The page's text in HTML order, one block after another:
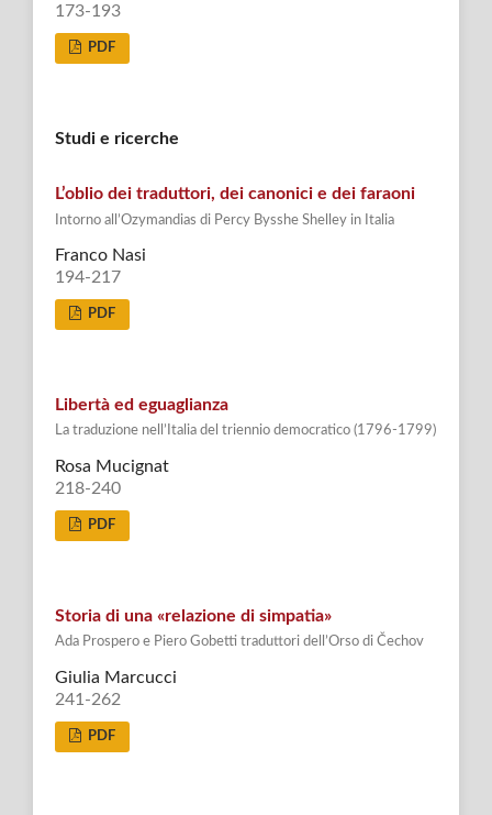
173-193
PDF
Studi e ricerche
L’oblio dei traduttori, dei canonici e dei faraoni
Intorno all’Ozymandias di Percy Bysshe Shelley in Italia
Franco Nasi
194-217
PDF
Libertà ed eguaglianza
La traduzione nell’Italia del triennio democratico (1796-1799)
Rosa Mucignat
218-240
PDF
Storia di una «relazione di simpatia»
Ada Prospero e Piero Gobetti traduttori dell’Orso di Čechov
Giulia Marcucci
241-262
PDF